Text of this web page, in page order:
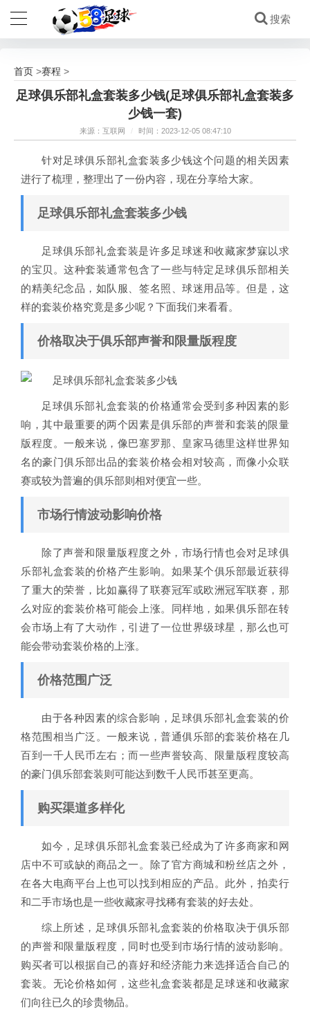
首页 >赛程 >
足球俱乐部礼盒套装多少钱(足球俱乐部礼盒套装多
少钱一套)
来源：互联网 / 时间：2023-12-05 08:47:10
针对足球俱乐部礼盒套装多少钱这个问题的相关因素
进行了梳理，整理出了一份内容，现在分享给大家。
足球俱乐部礼盒套装多少钱
足球俱乐部礼盒套装是许多足球迷和收藏家梦寐以求
的宝贝。这种套装通常包含了一些与特定足球俱乐部相关
的精美纪念品，如队服、签名照、球迷用品等。但是，这
样的套装价格究竟是多少呢？下面我们来看看。
价格取决于俱乐部声誉和限量版程度
足球俱乐部礼盒套装的价格通常会受到多种因素的影
响，其中最重要的两个因素是俱乐部的声誉和套装的限量
版程度。一般来说，像巴塞罗那、皇家马德里这样世界知
名的豪门俱乐部出品的套装价格会相对较高，而像小众联
赛或较为普遍的俱乐部则相对便宜一些。
市场行情波动影响价格
除了声誉和限量版程度之外，市场行情也会对足球俱
乐部礼盒套装的价格产生影响。如果某个俱乐部最近获得
了重大的荣誉，比如赢得了联赛冠军或欧洲冠军联赛，那
么对应的套装价格可能会上涨。同样地，如果俱乐部在转
会市场上有了大动作，引进了一位世界级球星，那么也可
能会带动套装价格的上涨。
价格范围广泛
由于各种因素的综合影响，足球俱乐部礼盒套装的价
格范围相当广泛。一般来说，普通俱乐部的套装价格在几
百到一千人民币左右；而一些声誉较高、限量版程度较高
的豪门俱乐部套装则可能达到数千人民币甚至更高。
购买渠道多样化
如今，足球俱乐部礼盒套装已经成为了许多商家和网
店中不可或缺的商品之一。除了官方商城和粉丝店之外，
在各大电商平台上也可以找到相应的产品。此外，拍卖行
和二手市场也是一些收藏家寻找稀有套装的好去处。
综上所述，足球俱乐部礼盒套装的价格取决于俱乐部
的声誉和限量版程度，同时也受到市场行情的波动影响。
购买者可以根据自己的喜好和经济能力来选择适合自己的
套装。无论价格如何，这些礼盒套装都是足球迷和收藏家
们向往已久的珍贵物品。